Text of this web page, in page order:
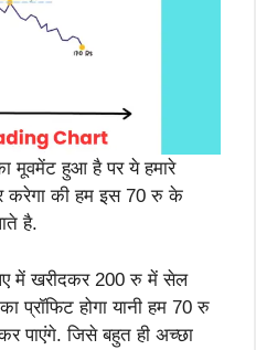
मूवमेंट हुआ है पर ये हमारे
करेगा की हम इस 70 रु के
है.
में खरीदकर 200 रु में सेल
प्रॉफिट होगा यानी हम 70 रु
पाएंगे. जिसे बहुत ही अच्छा